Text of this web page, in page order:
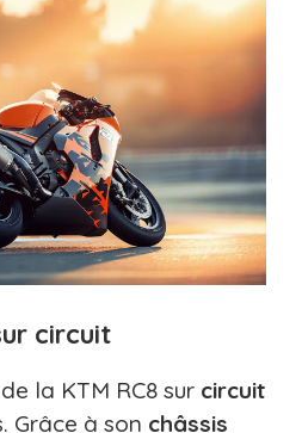
circuit
la KTM RC8 sur circuit
Grâce à son châssis